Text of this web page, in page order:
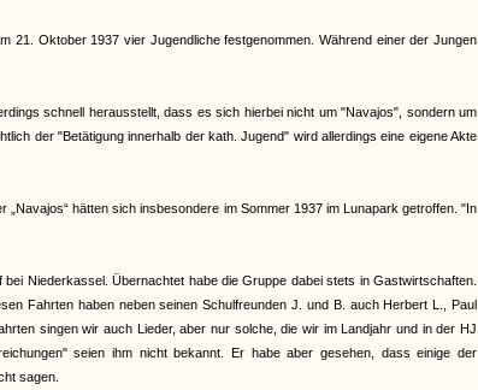
21. Oktober 1937 vier Jugendliche festgenommen. Während einer der Jungen
schnell herausstellt, dass es sich hierbei nicht um "Navajos", sondern um
der "Betätigung innerhalb der kath. Jugend" wird allerdings eine eigene Akte
hätten sich insbesondere im Sommer 1937 im Lunapark getroffen. "In
Niederkassel. Übernachtet habe die Gruppe dabei stets in Gastwirtschaften.
Fahrten haben neben seinen Schulfreunden J. und B. auch Herbert L., Paul
singen wir auch Lieder, aber nur solche, die wir im Landjahr und in der HJ
seien ihm nicht bekannt. Er habe aber gesehen, dass einige der
sagen.